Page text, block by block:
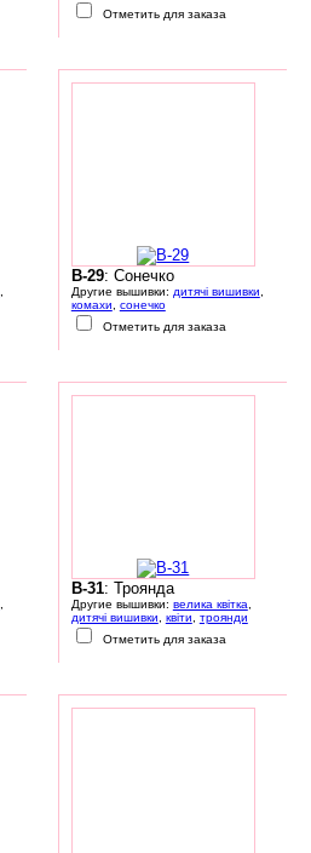
Отметить для заказа
B-29: Сонечко
Другие вышивки: дитячі вишивки
комахи
сонечко
Отметить для заказа
B-31: Троянда
Другие вышивки: велика квітка
дитячі вишивки
квіти
троянди
Отметить для заказа